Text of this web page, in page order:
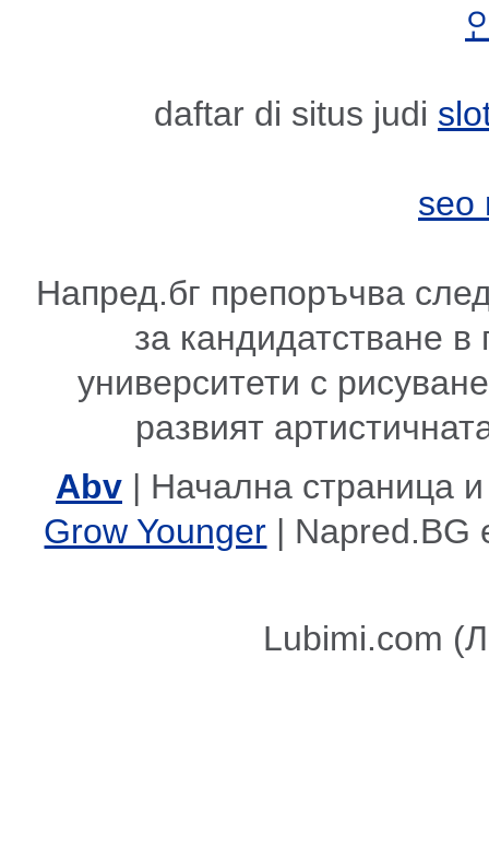
daftar di situs judi
seo
Напред.бг препоръчва
за кандидатстване
университети с
развият
Abv | Начална страница
Grow Younger | Napred.BG
Lubimi.com